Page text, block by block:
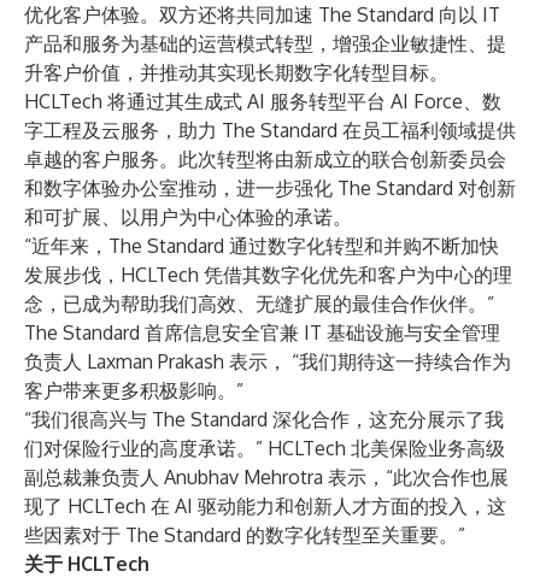
优化客户体验。双方还将共同加速 The Standard 向以 IT
产品和服务为基础的运营模式转型，增强企业敏捷性、提
升客户价值，并推动其实现长期数字化转型目标。
HCLTech 将通过其生成式 AI 服务转型平台 AI Force、数
字工程及云服务，助力 The Standard 在员工福利领域提供
卓越的客户服务。此次转型将由新成立的联合创新委员会
和数字体验办公室推动，进一步强化 The Standard 对创新
和可扩展、以用户为中心体验的承诺。
“近年来，The Standard 通过数字化转型和并购不断加快
发展步伐，HCLTech 凭借其数字化优先和客户为中心的理
念，已成为帮助我们高效、无缝扩展的最佳合作伙伴。”
The Standard 首席信息安全官兼 IT 基础设施与安全管理
负责人 Laxman Prakash 表示， “我们期待这一持续合作为
客户带来更多积极影响。”
“我们很高兴与 The Standard 深化合作，这充分展示了我
们对保险行业的高度承诺。” HCLTech 北美保险业务高级
副总裁兼负责人 Anubhav Mehrotra 表示，“此次合作也展
现了 HCLTech 在 AI 驱动能力和创新人才方面的投入，这
些因素对于 The Standard 的数字化转型至关重要。”
关于 HCLTech